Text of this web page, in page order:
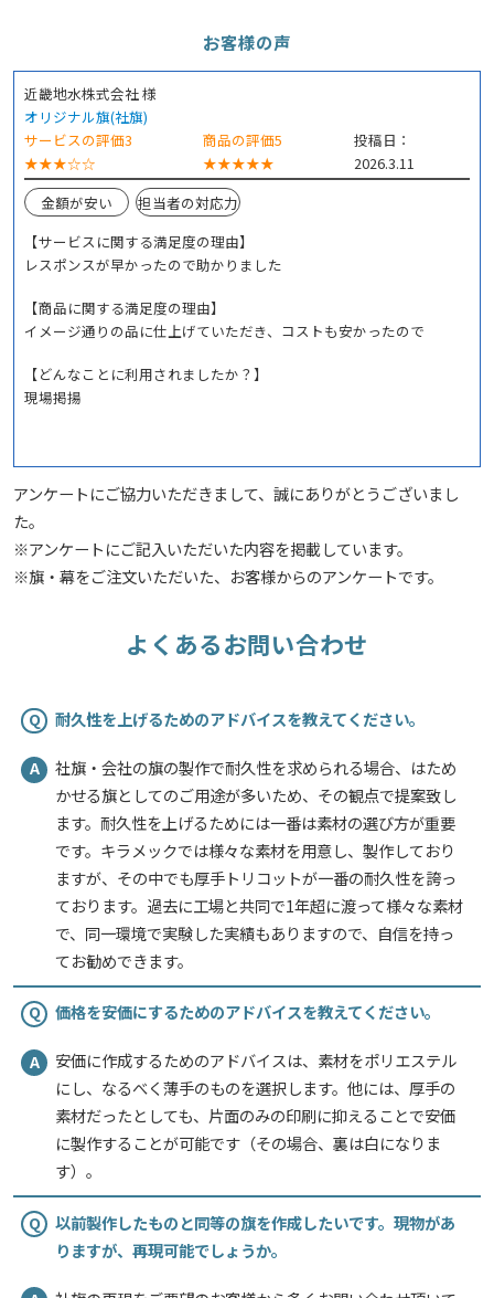
お客様の声
近畿地水株式会社 様
オリジナル旗(社旗)
サービスの評価3
★★★☆☆
商品の評価5
★★★★★
投稿日：
2026.3.11
金額が安い
担当者の対応力
【サービスに関する満足度の理由】
レスポンスが早かったので助かりました
【商品に関する満足度の理由】
イメージ通りの品に仕上げていただき、コストも安かったので
【どんなことに利用されましたか？】
現場掲揚
日進化学株式会社 様
オリジナル旗(社旗)
サービスの評価5
★★★★★
★★★★☆
2026.3.5
金額が安い
担当者の対応力
丁寧に対応してくれました。
イメージ通りでした。
【どんなことに利用されましたか？】
掲揚
株式会社ゼネラル 様
オリジナル旗(社旗)
サービスの評価5 ★★★★★
投稿日：2026.1.7
金額が安い
短納期
担当者の対応力
短納期でご対応いただき、また懸念点を事前に指摘していただき品質
も満足出来る仕上がりとなっていました。
【どんなことに利用されましたか？】
営業日の社旗、国旗ポール掲揚。
イベント時の会場内社旗、国旗掲揚
【ご注文前に困っていることはありましたか？また、それは解決され
ましたか？】
屋外掲揚用の生地をどうすれば良いか迷っていたが、解決出来た。
アンケートにご協力いただきまして、誠にありがとうございまし
た。
※アンケートにご記入いただいた内容を掲載しています。
※旗・幕をご注文いただいた、お客様からのアンケートです。
よくあるお問い合わせ
Q 耐久性を上げるためのアドバイスを教えてください。
A
社旗・会社の旗の製作で耐久性を求められる場合、はため
かせる旗としてのご用途が多いため、その観点で提案致し
ます。耐久性を上げるためには一番は素材の選び方が重要
です。キラメックでは様々な素材を用意し、製作しており
ますが、その中でも厚手トリコットが一番の耐久性を誇っ
ております。過去に工場と共同で1年超に渡って様々な素材
で、同一環境で実験した実績もありますので、自信を持っ
てお勧めできます。
Q 価格を安価にするためのアドバイスを教えてください。
A
安価に作成するためのアドバイスは、素材をポリエステル
にし、なるべく薄手のものを選択します。他には、厚手の
素材だったとしても、片面のみの印刷に抑えることで安価
に製作することが可能です（その場合、裏は白になりま
す）。
Q
以前製作したものと同等の旗を作成したいです。現物があ
りますが、再現可能でしょうか。